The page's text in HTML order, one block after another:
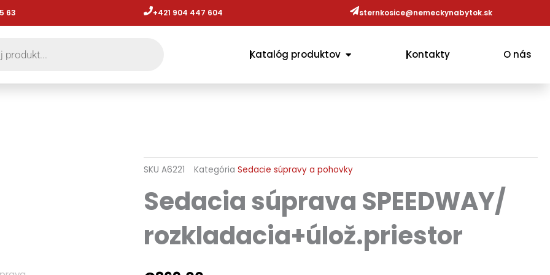
63 +421 904 447 604​ sternkosice@nemeckynabytok.sk
Katalóg produktov OPEN KATALÓG PRODUKTOV
Kontakty O nás
SKU A6221 Kategória Sedacie súpravy a pohovky
Sedacia súprava SPEEDWAY/
rozkladacia+úlož.priestor